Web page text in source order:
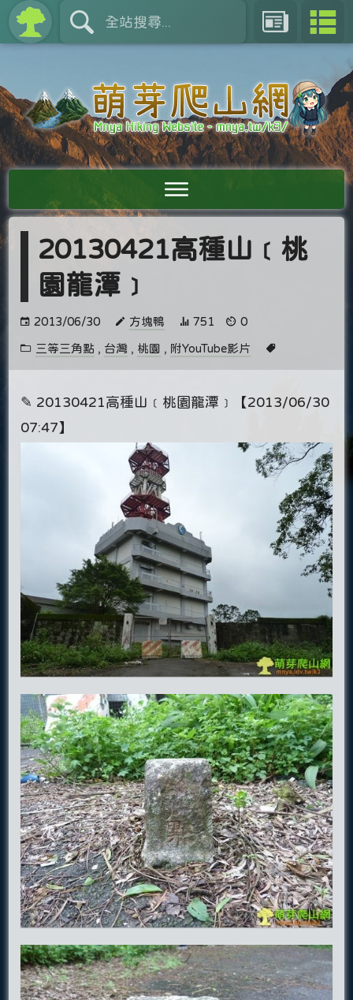
20130421高種山﹝桃
園龍潭﹞
2013/06/30 方塊鴨 751 0
三等三角點 , 台灣 , 桃園 , 附YouTube影片
✎ 20130421高種山﹝桃園龍潭﹞【2013/06/30
07:47】